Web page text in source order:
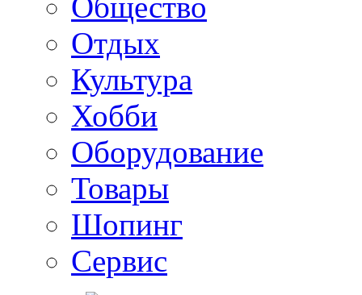
Отдых
Культура
Хобби
Оборудование
Товары
Шопинг
Сервис